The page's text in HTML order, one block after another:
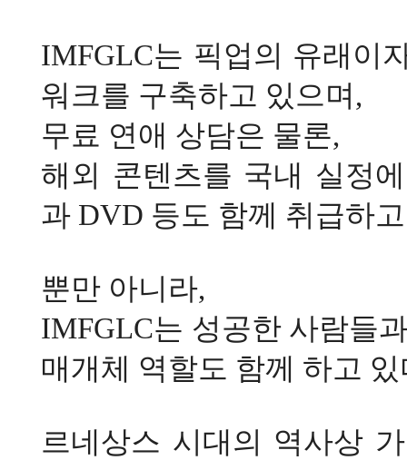
IMFGLC는 픽업의 유래이
워크를 구축하고 있으며 ,
무료 연애 상담은 물론,
해외 콘텐츠를 국내 실정
과 DVD 등도 함께 취급하
뿐만 아니라,
IMFGLC는 성공한 사람들
매개체 역할도 함께 하고 있
르네상스 시대의 역사상